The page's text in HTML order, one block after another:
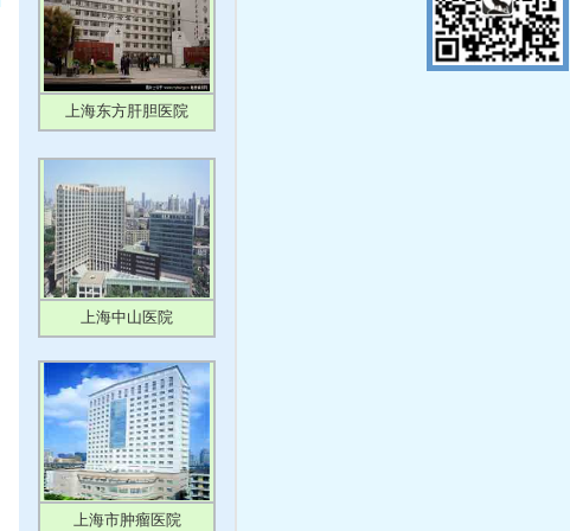
上海东方肝胆医院
上海中山医院
上海市肿瘤医院